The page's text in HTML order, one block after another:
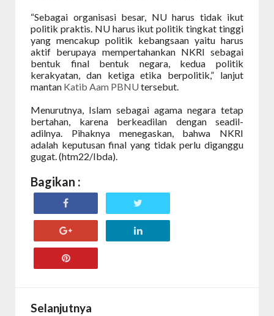
“Sebagai organisasi besar, NU harus tidak ikut
politik praktis. NU harus ikut politik tingkat tinggi
yang mencakup politik kebangsaan yaitu harus
aktif berupaya mempertahankan NKRI sebagai
bentuk final bentuk negara, kedua politik
kerakyatan, dan ketiga etika berpolitik,” lanjut
mantan Katib Aam PBNUtersebut.
Menurutnya, Islam sebagai agama negara tetap
bertahan, karena berkeadilan dengan seadil-
adilnya. Pihaknya menegaskan, bahwa NKRI
adalah keputusan final yang tidak perlu diganggu
gugat. (htm22/Ibda).
Bagikan :
Selanjutnya